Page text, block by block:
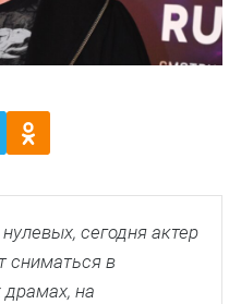
сегодня актер
сниматься в
на